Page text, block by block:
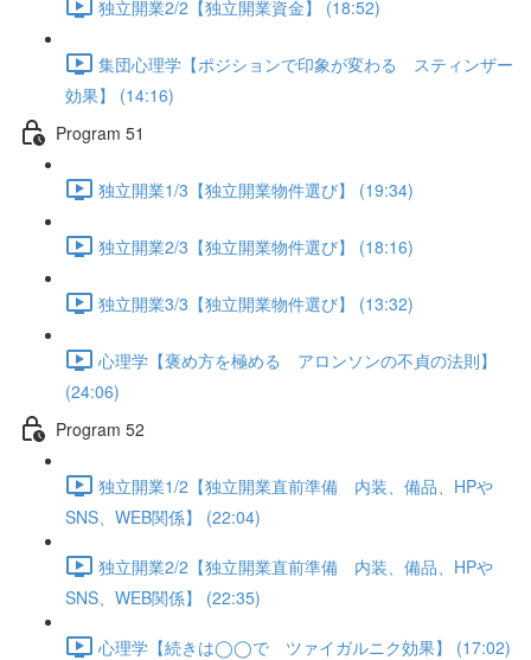
独立開業2/2【独立開業資金】 (18:52)
集団心理学【ポジションで印象が変わる スティンザー
効果】 (14:16)
Program 51
独立開業1/3【独立開業物件選び】 (19:34)
独立開業2/3【独立開業物件選び】 (18:16)
独立開業3/3【独立開業物件選び】 (13:32)
心理学【褒め方を極める アロンソンの不貞の法則】
(24:06)
Program 52
独立開業1/2【独立開業直前準備 内装、備品、HPや
SNS、WEB関係】 (22:04)
独立開業2/2【独立開業直前準備 内装、備品、HPや
SNS、WEB関係】 (22:35)
心理学【続きは◯◯で ツァイガルニク効果】 (17:02)